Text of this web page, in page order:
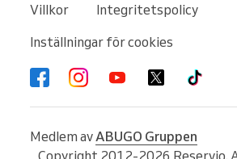
Villkor
Integritetspolicy
Inställningar för cookies
Medlem av ABUGO Gruppen
Copyright 2012-2026 Reservio.